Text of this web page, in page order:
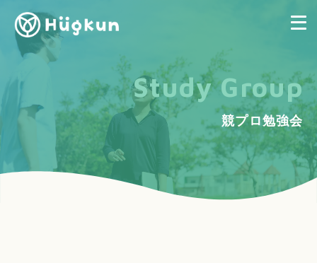
Study Group
競プロ勉強会